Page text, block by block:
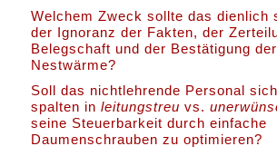
Welchem Zweck sollte das dienlich
der Ignoranz der Fakten, der
Belegschaft und der Bestätigung
Nestwärme?
Soll das nichtlehrende Personal
spalten inleitungstreu vs.
seine Steuerbarkeit durch einfache
Daumenschrauben zu optimieren?